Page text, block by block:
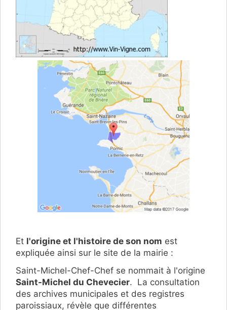
Et l'origine et l'histoire de son nom est
expliquée ainsi sur le site de la mairie :
Saint-Michel-Chef-Chef se nommait à l'origine
Saint-Michel du Chevecier. La consultation
des archives municipales et des registres
paroissiaux, révèle que différentes